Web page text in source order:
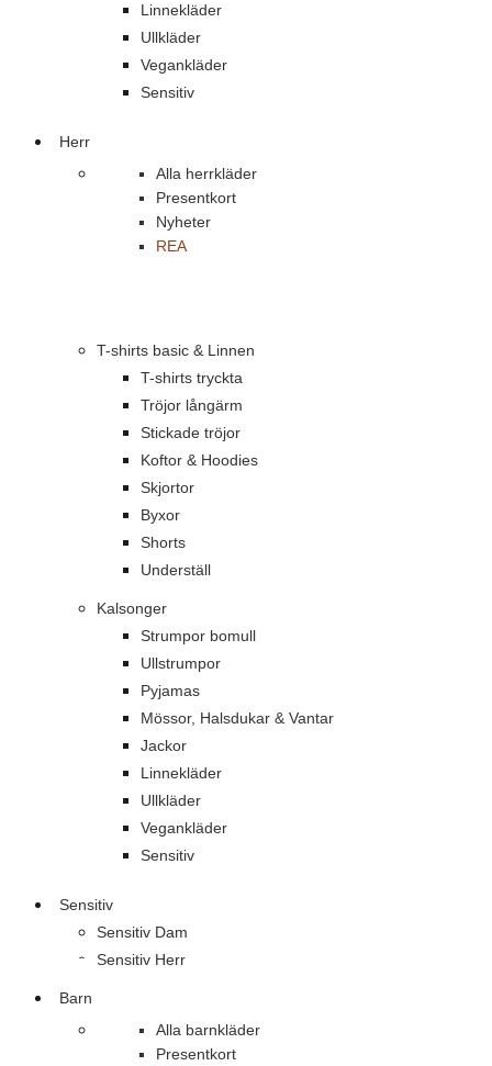
Linnekläder
Ullkläder
Vegankläder
Sensitiv
Herr
Alla herrkläder
Presentkort
Nyheter
REA
T-shirts basic & Linnen
T-shirts tryckta
Tröjor långärm
Stickade tröjor
Koftor & Hoodies
Skjortor
Byxor
Shorts
Underställ
Kalsonger
Strumpor bomull
Ullstrumpor
Pyjamas
Mössor, Halsdukar & Vantar
Jackor
Linnekläder
Ullkläder
Vegankläder
Sensitiv
Sensitiv
Sensitiv Dam
Sensitiv Herr
Barn
Alla barnkläder
Presentkort